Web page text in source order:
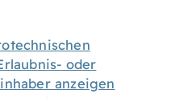
oder
anzeigen